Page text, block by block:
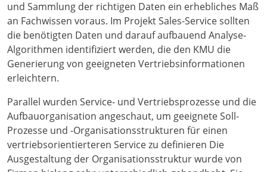
und Sammlung der richtigen Daten ein erhebliches Maß
an Fachwissen voraus. Im Projekt Sales-Service sollten
die benötigten Daten und darauf aufbauend Analyse-
Algorithmen identifiziert werden, die den KMU die
Generierung von geeigneten Vertriebsinformationen
erleichtern.
Parallel wurden Service- und Vertriebsprozesse und die
Aufbauorganisation angeschaut, um geeignete Soll-
Prozesse und -Organisationsstrukturen für einen
vertriebsorientierteren Service zu definieren Die
Ausgestaltung der Organisationsstruktur wurde von